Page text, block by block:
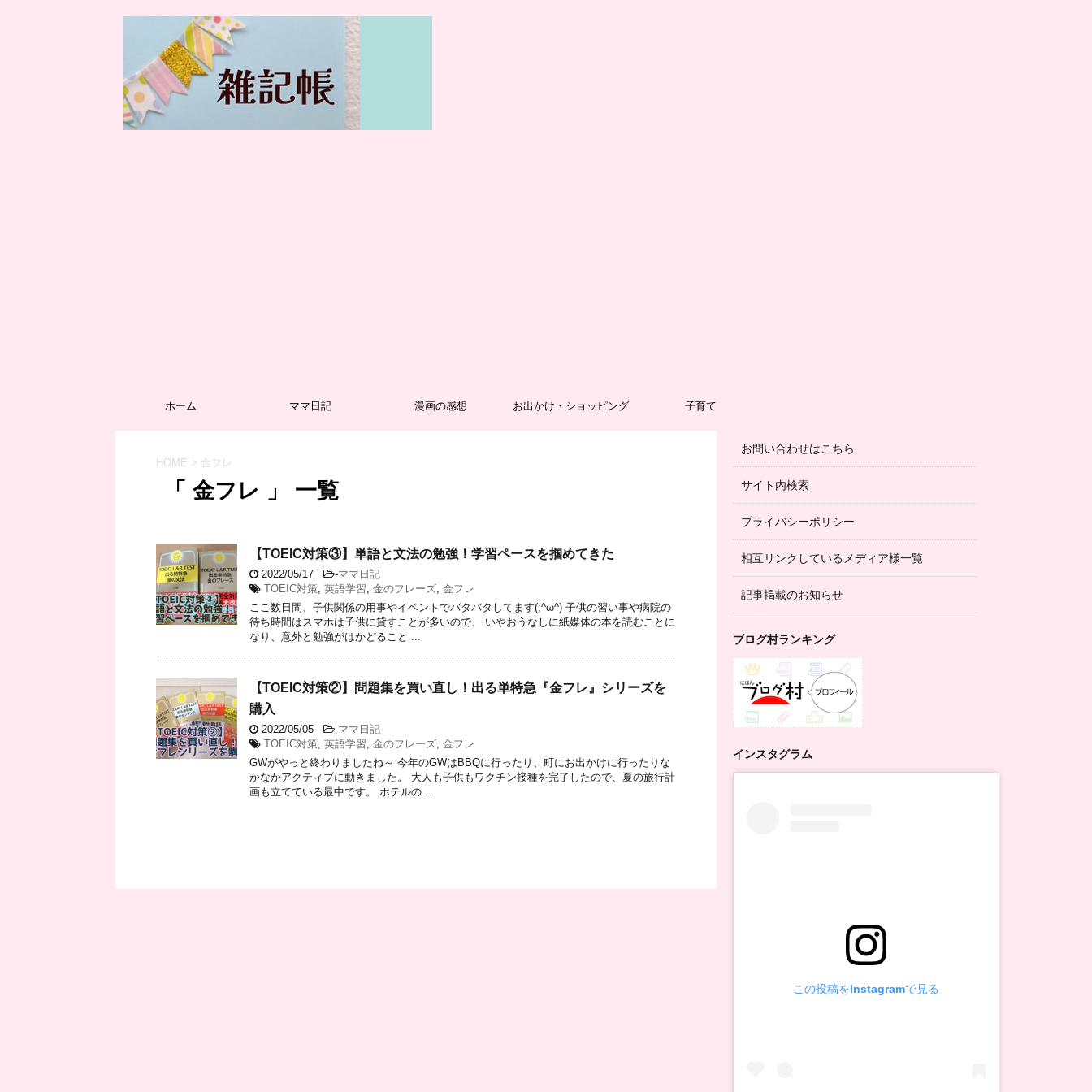
ホーム ママ日記 漫画の感想 お出かけ・ショッピング 子育て
HOME > 金フレ
「 金フレ 」 一覧
【TOEIC対策③】単語と文法の勉強！学習ペースを掴めてきた
2022/05/17 -ママ日記
TOEIC対策 英語学習 金のフレーズ 金フレ
ここ数日間、子供関係の用事やイベントでバタバタしてます(;^ω^) 子供の習い事や病院の
待ち時間はスマホは子供に貸すことが多いので、 いやおうなしに紙媒体の本を読むことに
なり、意外と勉強がはかどること ...
【TOEIC対策②】問題集を買い直し！出る単特急『金フレ』シリーズを
購入
2022/05/05 -ママ日記
TOEIC対策 英語学習 金のフレーズ 金フレ
GWがやっと終わりましたね～ 今年のGWはBBQに行ったり、町にお出かけに行ったりな
かなかアクティブに動きました。 大人も子供もワクチン接種を完了したので、夏の旅行計
画も立てている最中です。 ホテルの ...
お問い合わせはこちら
サイト内検索
プライバシーポリシー
相互リンクしているメディア様一覧
記事掲載のお知らせ
ブログ村ランキング
インスタグラム
この投稿をInstagramで見る